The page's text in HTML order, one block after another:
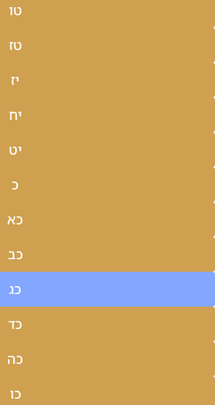
טו
טז
יז
יח
יט
כ
כא
כב
כג
כד
כה
כו